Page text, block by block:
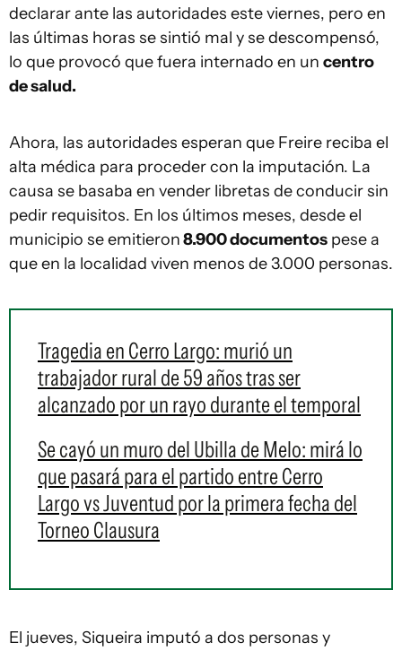
declarar ante las autoridades este viernes, pero en
las últimas horas se sintió mal y se descompensó,
lo que provocó que fuera internado en un centro
de salud.
Ahora, las autoridades esperan que Freire reciba el
alta médica para proceder con la imputación. La
causa se basaba en vender libretas de conducir sin
pedir requisitos. En los últimos meses, desde el
municipio se emitieron8.900 documentos pese a
que en la localidad viven menos de 3.000 personas.
Tragedia en Cerro Largo: murió un
trabajador rural de 59 años tras ser
alcanzado por un rayo durante el temporal
Se cayó un muro del Ubilla de Melo: mirá lo
que pasará para el partido entre Cerro
Largo vs Juventud por la primera fecha del
Torneo Clausura
El jueves, Siqueira imputó a dos personas y